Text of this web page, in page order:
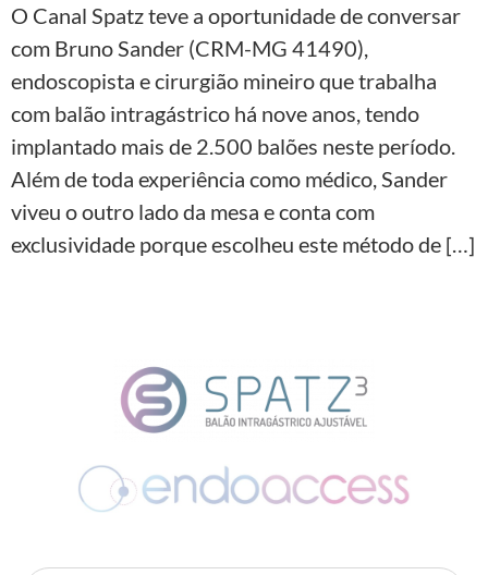
O Canal Spatz teve a oportunidade de conversar
com Bruno Sander (CRM-MG 41490),
endoscopista e cirurgião mineiro que trabalha
com balão intragástrico há nove anos, tendo
implantado mais de 2.500 balões neste período.
Além de toda experiência como médico, Sander
viveu o outro lado da mesa e conta com
exclusividade porque escolheu este método de […]